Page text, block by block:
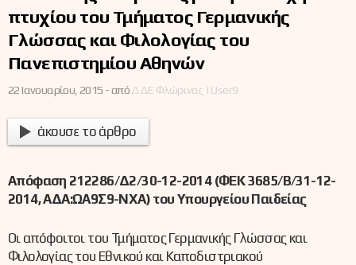
πτυχίου του Τμήματος Γερμανικής
Γλώσσας και Φιλολογίας του
Πανεπιστημίου Αθηνών
22 Ιανουαρίου, 2015 -απόΔΔΕ Φλώρινας | User9
άκουσε το άρθρο
Απόφαση 212286/Δ2/30-12-2014 (ΦΕΚ 3685/Β/31-12-
2014, ΑΔΑ:ΩΑ9Σ9-ΝΧΑ) του Υπουργείου Παιδείας
Οι απόφοιτοι του Τμήματος Γερμανικής Γλώσσας και
Φιλολογίας του Εθνικού και Καποδιστριακού